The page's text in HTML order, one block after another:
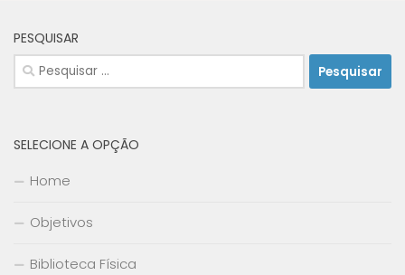
PESQUISAR
Pesquisar
por:
SELECIONE A OPÇÃO
Home
Objetivos
Biblioteca Física